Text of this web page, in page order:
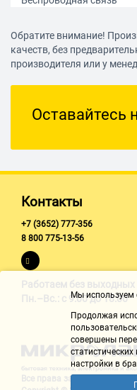
Версия Bluetooth: 4.2
Поддержка профилей
Радиус действия: 10 м
Питание
Обратите внимание!
качеств, без
производителя или у
Оставайтесь
Контакты
+7 (3652) 777-356
8 800 775-13-56
Работаем без выходных
Пн.–Вс.: с 9:00 до 18:00
Все права защищены
Мы используем
Продолжая
совершены
настройки в